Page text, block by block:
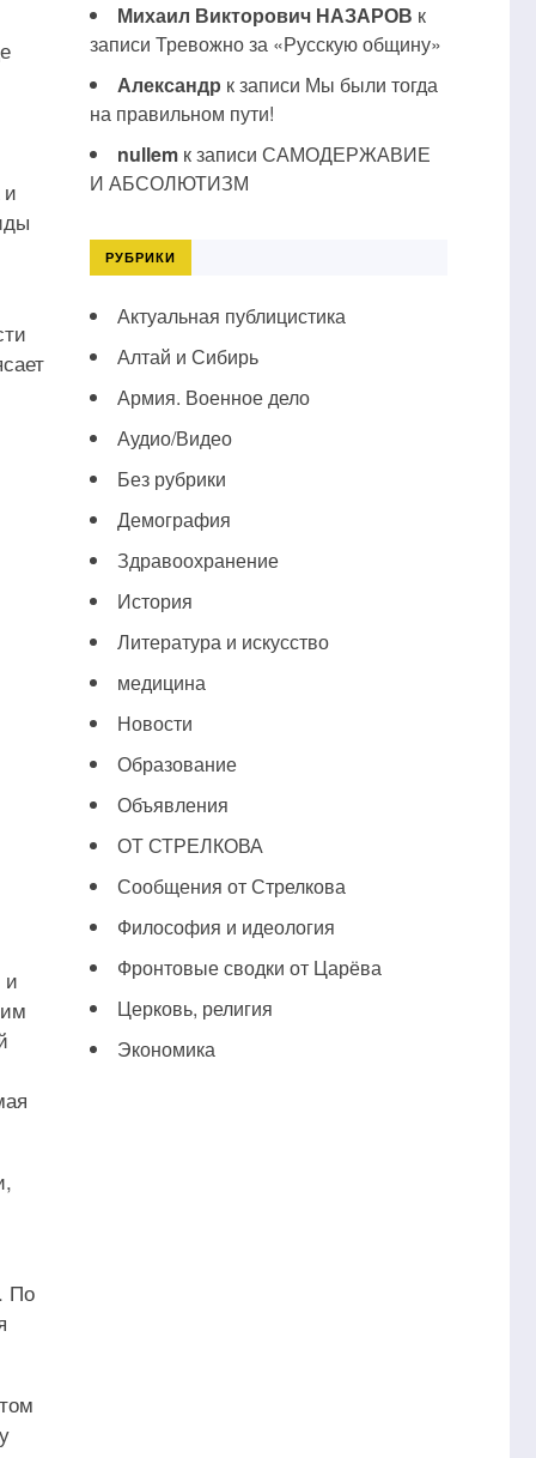
и
По
Михаил Викторович НАЗАРОВ к
записи Тревожно за «Русскую общину»
Александр к записи Мы были тогда
на правильном пути!
nullemк записи САМОДЕРЖАВИЕ
И АБСОЛЮТИЗМ
РУБРИКИ
Актуальная публицистика
Алтай и Сибирь
Армия. Военное дело
Аудио/Видео
Без рубрики
Демография
Здравоохранение
История
Литература и искусство
медицина
Новости
Образование
Объявления
ОТ СТРЕЛКОВА
Сообщения от Стрелкова
Философия и идеология
Фронтовые сводки от Царёва
Церковь, религия
Экономика